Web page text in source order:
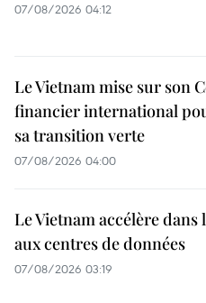
07/08/2026 04:12
Le Vietnam mise sur son
financier international
sa transition verte
07/08/2026 04:00
Le Vietnam accélère dans
aux centres de données
07/08/2026 03:19